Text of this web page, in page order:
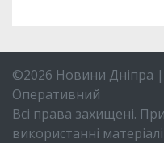
©2026 Новини Дніпра
Оперативний
Всі права захищені.
використанні